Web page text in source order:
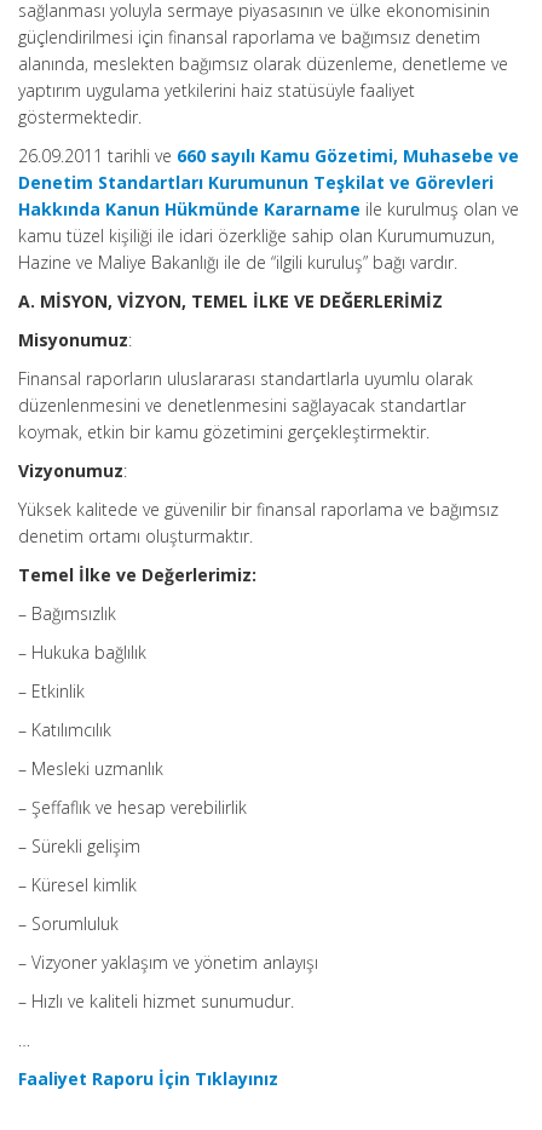
sağlanması yoluyla sermaye piyasasının ve ülke ekonomisinin
güçlendirilmesi için finansal raporlama ve bağımsız denetim
alanında, meslekten bağımsız olarak düzenleme, denetleme ve
yaptırım uygulama yetkilerini haiz statüsüyle faaliyet
göstermektedir.
26.09.2011 tarihli ve 660 sayılı Kamu Gözetimi, Muhasebe ve
Denetim Standartları Kurumunun Teşkilat ve Görevleri
Hakkında Kanun Hükmünde Kararname ile kurulmuş olan ve
kamu tüzel kişiliği ile idari özerkliğe sahip olan Kurumumuzun,
Hazine ve Maliye Bakanlığı ile de “ilgili kuruluş” bağı vardır.
A. MİSYON, VİZYON, TEMEL İLKE VE DEĞERLERİMİZ
Misyonumuz:
Finansal raporların uluslararası standartlarla uyumlu olarak
düzenlenmesini ve denetlenmesini sağlayacak standartlar
koymak, etkin bir kamu gözetimini gerçekleştirmektir.
Vizyonumuz:
Yüksek kalitede ve güvenilir bir finansal raporlama ve bağımsız
denetim ortamı oluşturmaktır.
Temel İlke ve Değerlerimiz:
– Bağımsızlık
– Hukuka bağlılık
– Etkinlik
– Katılımcılık
– Mesleki uzmanlık
– Şeffaflık ve hesap verebilirlik
– Sürekli gelişim
– Küresel kimlik
– Sorumluluk
– Vizyoner yaklaşım ve yönetim anlayışı
– Hızlı ve kaliteli hizmet sunumudur.
…
Faaliyet Raporu İçin Tıklayınız